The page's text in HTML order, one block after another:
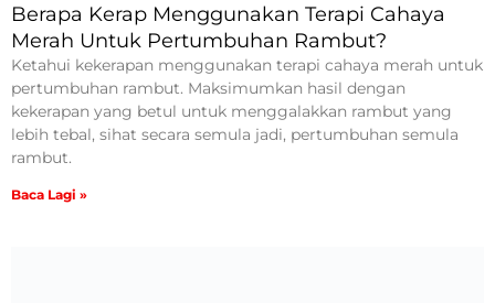
Berapa Kerap Menggunakan Terapi Cahaya
Merah Untuk Pertumbuhan Rambut?
Ketahui kekerapan menggunakan terapi cahaya merah untuk
pertumbuhan rambut. Maksimumkan hasil dengan
kekerapan yang betul untuk menggalakkan rambut yang
lebih tebal, sihat secara semula jadi, pertumbuhan semula
rambut.
Baca Lagi »